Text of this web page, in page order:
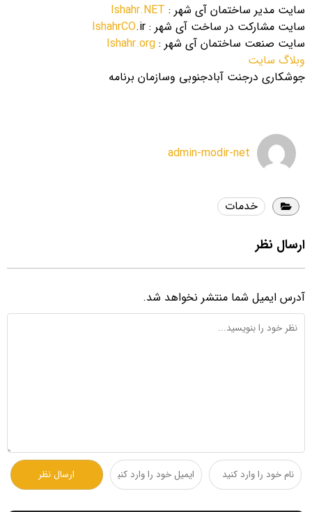
سایت مدیر ساختمان آی شهر : Ishahr.NET
سایت مشارکت در ساخت آی شهر :
IshahrCO.ir
سایت صنعت ساختمان آی شهر : Ishahr.org
وبلاگ سایت
جوشکاری درجنت آبادجنوبی وسازمان برنامه
admin-modir-net
خدمات
ارسال نظر
آدرس ایمیل شما منتشر نخواهد شد.